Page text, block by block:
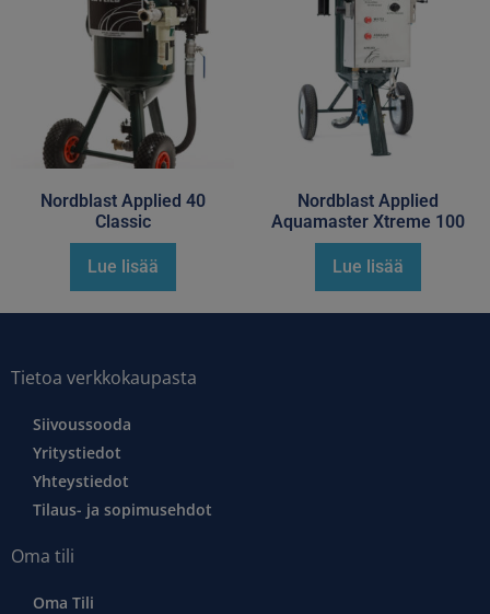
Nordblast Applied 40
Classic
Lue lisää
Nordblast Applied
Aquamaster Xtreme 100
Lue lisää
Tietoa verkkokaupasta
Siivoussooda
Yritystiedot
Yhteystiedot
Tilaus- ja sopimusehdot
Oma tili
Oma Tili